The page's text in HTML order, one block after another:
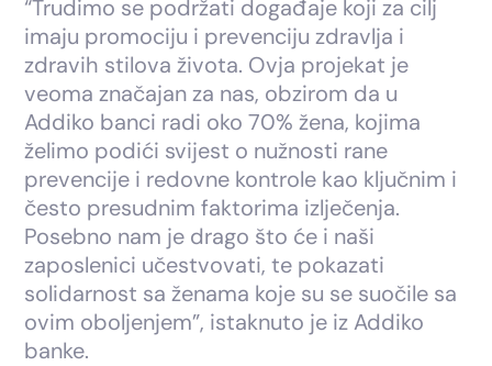
“Trudimo se podržati događaje koji za cilj
imaju promociju i prevenciju zdravlja i
zdravih stilova života. Ovja projekat je
veoma značajan za nas, obzirom da u
Addiko banci radi oko 70% žena, kojima
želimo podići svijest o nužnosti rane
prevencije i redovne kontrole kao ključnim i
često presudnim faktorima izlječenja.
Posebno nam je drago što će i naši
zaposlenici učestvovati, te pokazati
solidarnost sa ženama koje su se suočile sa
ovim oboljenjem”, istaknuto je iz Addiko
banke.